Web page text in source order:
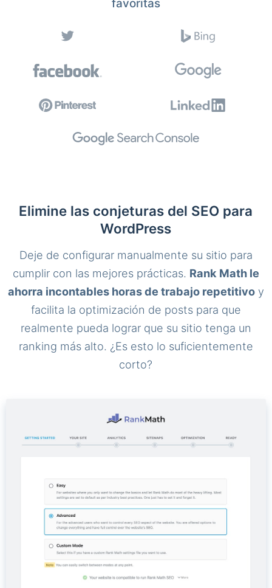
favoritas
Elimine las conjeturas del SEO para
WordPress
Deje de configurar manualmente su sitio para
cumplir con las mejores prácticas. Rank Math le
ahorra incontables horas de trabajo repetitivoy
facilita la optimización de posts para que
realmente pueda lograr que su sitio tenga un
ranking más alto. ¿Es esto lo suficientemente
corto?